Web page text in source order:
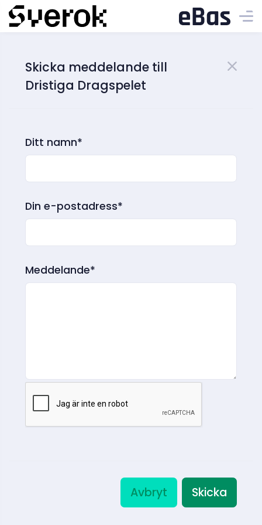
Skicka meddelande till
Dristiga Dragspelet
Ditt namn*
Din e-postadress*
Meddelande*
Avbryt